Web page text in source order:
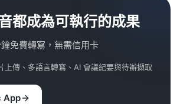
都成為可執行的成果
免費轉寫，無需信用卡
上傳、多語言轉寫、AI 會議紀要與待辦擷取
App